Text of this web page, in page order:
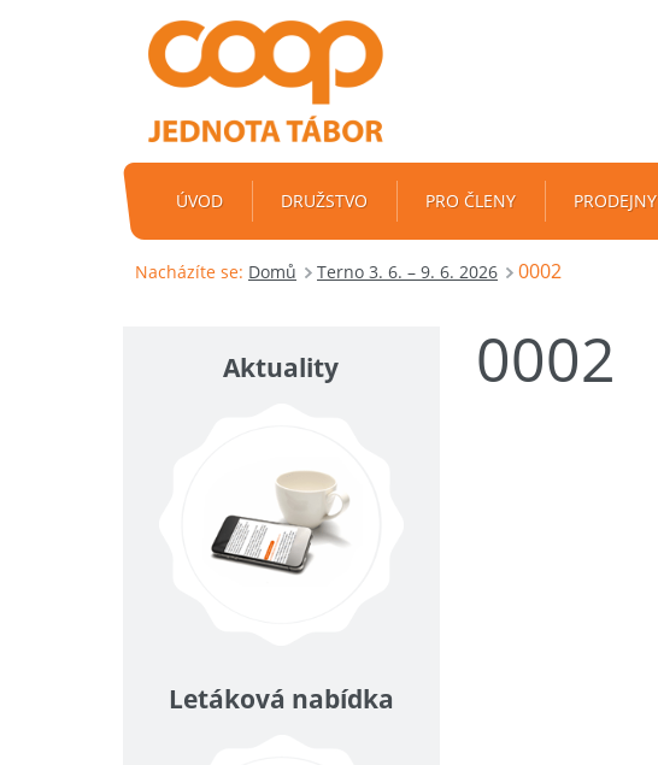
ÚVOD DRUŽSTVO PRO ČLENY PRODEJNY
Nacházíte se: Domů Terno 3. 6. – 9. 6. 2026 0002
0002
Aktuality
Letáková nabídka